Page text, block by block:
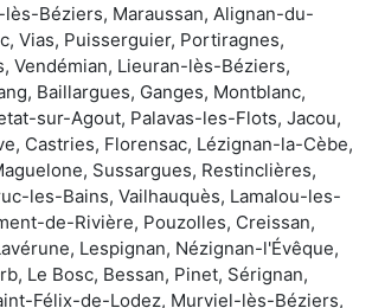
Béziers, Maraussan, Alignan-du-
Vias, Puisserguier, Portiragnes,
Vendémian, Lieuran-lès-Béziers,
Baillargues, Ganges, Montblanc,
sur-Agout, Palavas-les-Flots, Jacou,
Castries, Florensac, Lézignan-la-Cèbe,
Sussargues, Restinclières,
les-Bains, Vailhauquès, Lamalou-les-
de-Rivière, Pouzolles, Creissan,
Lespignan, Nézignan-l'Évêque,
Le Bosc, Bessan, Pinet, Sérignan,
Félix-de-Lodez, Murviel-lès-Béziers,